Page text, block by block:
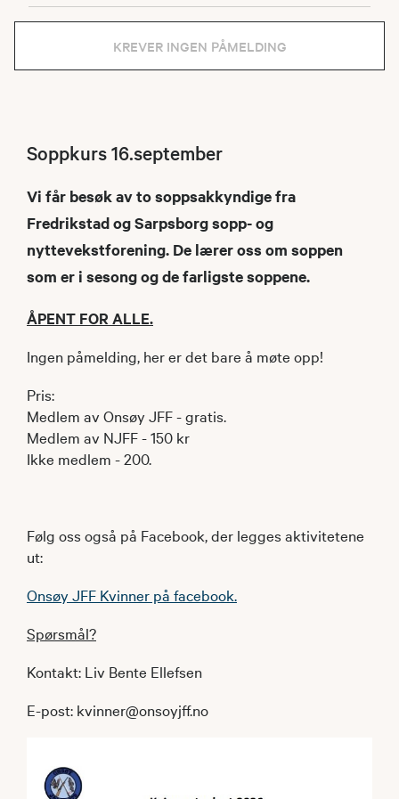
KREVER INGEN PÅMELDING
Soppkurs 16.september
Vi får besøk av to soppsakkyndige fra
Fredrikstad og Sarpsborg sopp- og
nyttevekstforening. De lærer oss om soppen
som er i sesong og de farligste soppene.
ÅPENT FOR ALLE.
Ingen påmelding, her er det bare å møte opp!
Pris:
Medlem av Onsøy JFF - gratis.
Medlem av NJFF - 150 kr
Ikke medlem - 200.
Følg oss også på Facebook, der legges aktivitetene
ut:
Onsøy JFF Kvinner på facebook.
Spørsmål?
Kontakt: Liv Bente Ellefsen
E-post: kvinner@onsoyjff.no